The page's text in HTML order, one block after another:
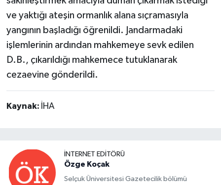
ve yaktığı ateşin ormanlık alana sıçramasıyla
yangının başladığı öğrenildi. Jandarmadaki
işlemlerinin ardından mahkemeye sevk edilen
D.B., çıkarıldığı mahkemece tutuklanarak
cezaevine gönderildi.
Kaynak: İHA
İNTERNET EDITÖRÜ
Özge Koçak
Selçuk Üniversitesi Gazetecilik bölümü